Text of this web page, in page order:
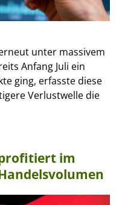
unter massivem
Anfang Juli ein
ging, erfasste diese
Verlustwelle die
profitiert im